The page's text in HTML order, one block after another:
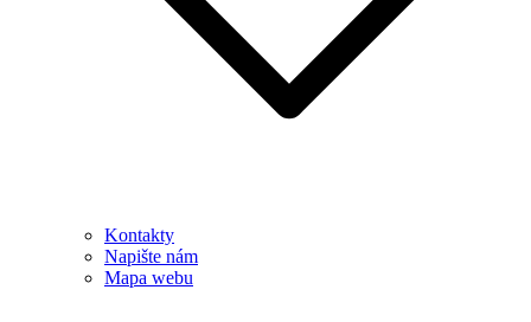
Kontakty
Napište nám
Mapa webu